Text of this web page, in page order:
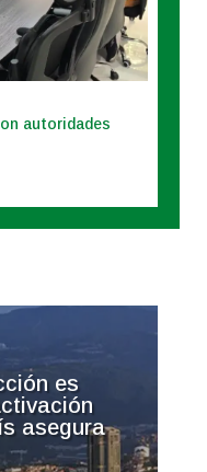
autoridades
es
asegura